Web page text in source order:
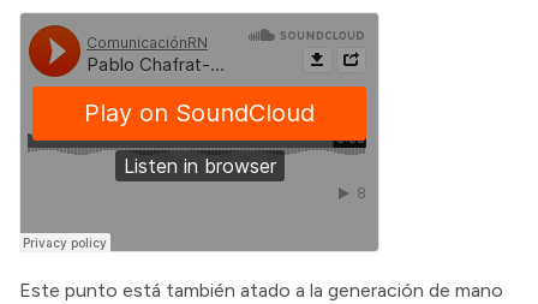
Este punto está también atado a la generación de mano